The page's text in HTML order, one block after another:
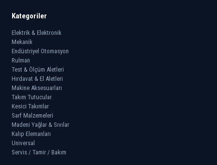
Kategoriler
Elektrik & Elektronik
Mekanik
Endüstriyel Otomasyon
Rulman
Test & Ölçüm Aletleri
Hırdavat & El Aletleri
Makine Aksesuarları
Takım Tutucular
Kesici Takımlar
Sarf Malzemeleri
Madeni Yağlar & Sıvılar
Kalıp Elemanları
Universal
Servis / Tamir / Bakım